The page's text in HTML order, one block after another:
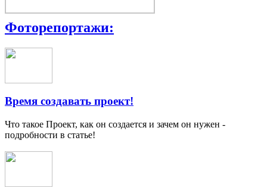
Фоторепортажи:
Время создавать проект!
Что такое Проект, как он создается и зачем он нужен -
подробности в статье!